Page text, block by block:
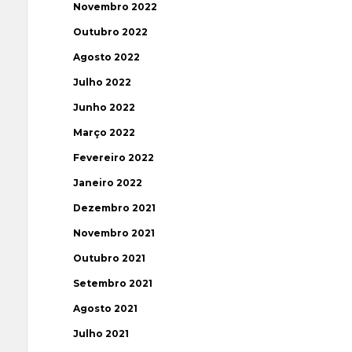
Novembro 2022
Outubro 2022
Agosto 2022
Julho 2022
Junho 2022
Março 2022
Fevereiro 2022
Janeiro 2022
Dezembro 2021
Novembro 2021
Outubro 2021
Setembro 2021
Agosto 2021
Julho 2021